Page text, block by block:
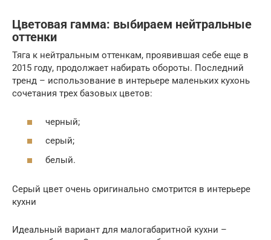
Цветовая гамма: выбираем нейтральные
оттенки
Тяга к нейтральным оттенкам, проявившая себе еще в
2015 году, продолжает набирать обороты. Последний
тренд – использование в интерьере маленьких кухонь
сочетания трех базовых цветов:
черный;
серый;
белый.
Серый цвет очень оригинально смотрится в интерьере
кухни
Идеальный вариант для малогабаритной кухни –